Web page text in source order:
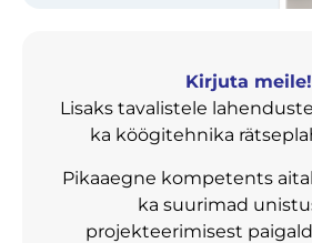
Kirjuta meile!
Lisaks tavalistele
ka köögitehnika
Pikaaegne kompetents
ka suurimad
projekteerimisest